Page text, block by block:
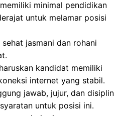
minimal pendidikan
untuk melamar posisi
jasmani dan rohani
kandidat memiliki
internet yang stabil.
jawab, jujur, dan disiplin
untuk posisi ini.